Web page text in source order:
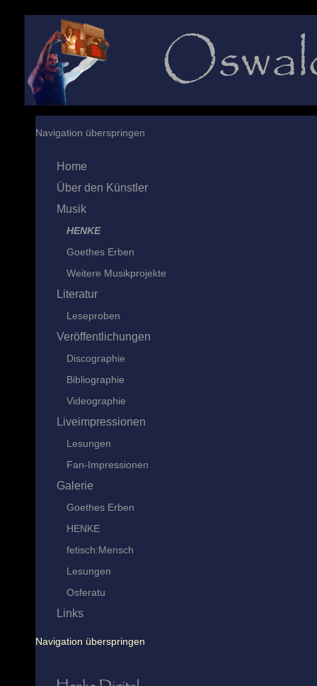
Navigation überspringen
Home
Über den Künstler
Musik
HENKE
Goethes Erben
Weitere Musikprojekte
Literatur
Leseproben
Veröffentlichungen
Discographie
Bibliographie
Videographie
Liveimpressionen
Lesungen
Fan-Impressionen
Galerie
Goethes Erben
HENKE
fetisch:Mensch
Lesungen
Osferatu
Links
Navigation überspringen